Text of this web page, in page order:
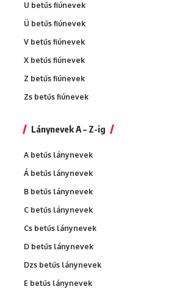
U betűs fiúnevek
Ü betűs fiúnevek
V betűs fiúnevek
X betűs fiúnevek
Z betűs fiúnevek
Zs betűs fiúnevek
Lánynevek A – Z-ig
A betűs lánynevek
Á betűs lánynevek
B betűs lánynevek
C betűs lánynevek
Cs betűs lánynevek
D betűs lánynevek
Dzs betűs lánynevek
E betűs lánynevek